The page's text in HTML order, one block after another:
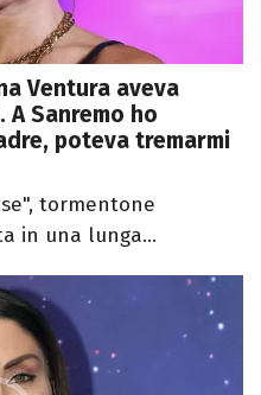
Ventura aveva
Sanremo ho
poteva tremarmi
tormentone
in una lunga...